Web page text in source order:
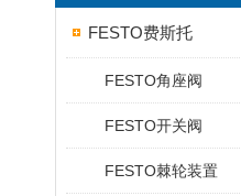
FESTO费斯托
FESTO角座阀
FESTO开关阀
FESTO棘轮装置